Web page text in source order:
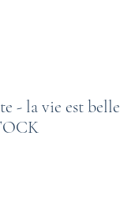
- la vie est belle